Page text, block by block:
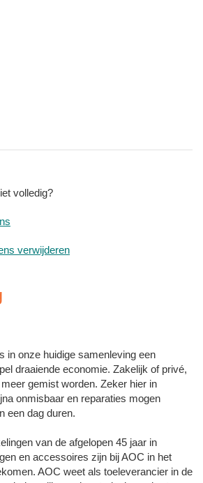
volledig?
verwijderen
in onze huidige samenleving een
draaiende economie. Zakelijk of privé,
gemist worden. Zeker hier in
onmisbaar en reparaties mogen
een dag duren.
van de afgelopen 45 jaar in
en accessoires zijn bij AOC in het
AOC weet als toeleverancier in de